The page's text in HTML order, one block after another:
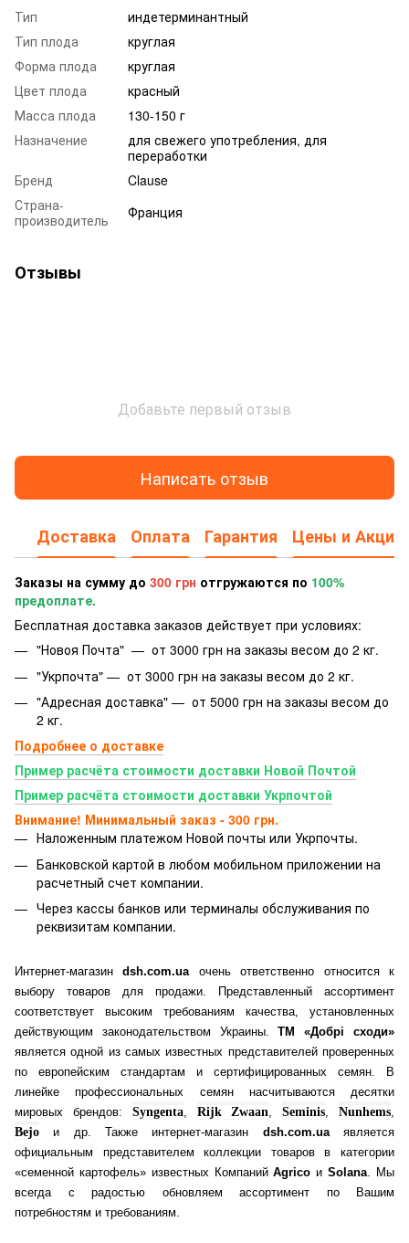
Тип
индетерминантный
Тип плода
круглая
Форма плода
круглая
Цвет плода
красный
Масса плода
130-150 г
Назначение
для свежего употребления, для
переработки
Бренд
Clause
Страна-
производитель
Франция
Отзывы
Добавьте первый отзыв
Написать отзыв
Доставка Оплата Гарантия Цены и Акции
Заказы на сумму до 300 грн отгружаются по 100%
предоплате.
Бесплатная доставка заказов действует при условиях:
"Новоя Почта" — от 3000 грн на заказы весом до 2 кг.
"Укрпочта" — от 3000 грн на заказы весом до 2 кг.
"Адресная доставка" — от 5000 грн на заказы весом до
2 кг.
Подробнее о доставке
Пример расчёта стоимости доставки Новой Почтой
Пример расчёта стоимости доставки Укрпочтой
Внимание! Минимальный заказ - 300 грн.
Наложенным платежом Новой почты или Укрпочты.
Банковской картой в любом мобильном приложении на
расчетный счет компании.
Через кассы банков или терминалы обслуживания по
реквизитам компании.
Интернет-магазинdsh.com.uaочень ответственно относится к
выбору товаров для продажи. Представленный ассортимент
соответствует высоким требованиям качества, установленных
действующим законодательством Украины.ТМ «Добрі сходи»
является одной из самых известных представителей проверенных
по европейским стандартам и сертифицированных семян. В
линейке профессиональных семян насчитываются десятки
мировых брендов: Syngenta, Rijk Zwaan,Seminis,Nunhems,
Bejo и др. Также интернет-магазин dsh.com.uaявляется
официальным представителем коллекции товаров в категории
«семенной картофель» известных КомпанийAgrico иSolana. Мы
всегда с радостью обновляем ассортимент по Вашим
потребностям и требованиям.